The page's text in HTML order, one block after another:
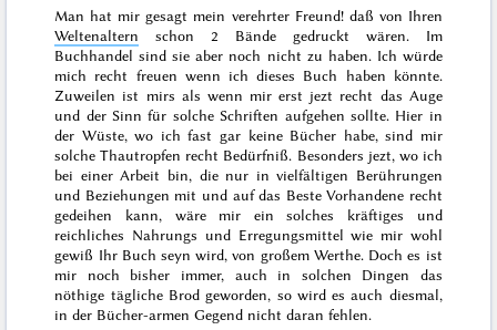
Man hat mir gesagt mein verehrter Freund! daß von Ihren
Weltenaltern schon 2 Bände gedruckt wären. Im
Buchhandel sind sie aber noch nicht zu haben. Ich würde
mich recht freuen wenn ich dieses Buch haben könnte.
Zuweilen ist mirs als wenn mir erst jezt recht das Auge
und der Sinn für solche Schriften aufgehen sollte. Hier in
der Wüste, wo ich fast gar keine Bücher habe, sind mir
solche Thautropfen recht Bedürfniß. Besonders jezt, wo ich
bei einer Arbeit bin, die nur in vielfältigen Berührungen
und Beziehungen mit und auf das Beste Vorhandene recht
gedeihen kann, wäre mir ein solches kräftiges und
reichliches Nahrungs und Erregungsmittel wie mir wohl
gewiß Ihr Buch seyn wird, von großem Werthe. Doch es ist
mir noch bisher immer, auch in solchen Dingen das
nöthige tägliche Brod geworden, so wird es auch diesmal,
in der Bücher-armen Gegend nicht daran fehlen.